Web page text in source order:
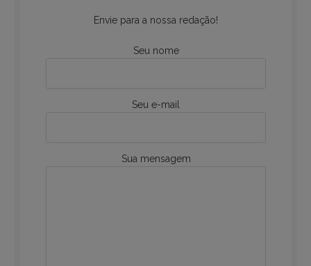
Envie para a nossa redação!
Seu nome
Seu e-mail
Sua mensagem